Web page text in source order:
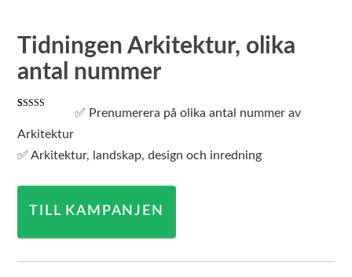
Tidningen Arkitektur, olika
antal nummer
baserat på
✅ Prenumerera på olika antal nummer av
Arkitektur
✅ Arkitektur, landskap, design och inredning
TILL KAMPANJEN